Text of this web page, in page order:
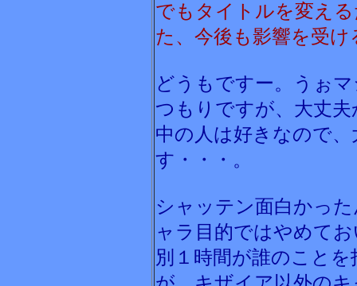
でもタイトルを変え
た、今後も影響を受
どうもですー。うぉ
つもりですが、大丈
中の人は好きなので
す・・・。
シャッテン面白かっ
ャラ目的ではやめて
別１時間が誰のこと